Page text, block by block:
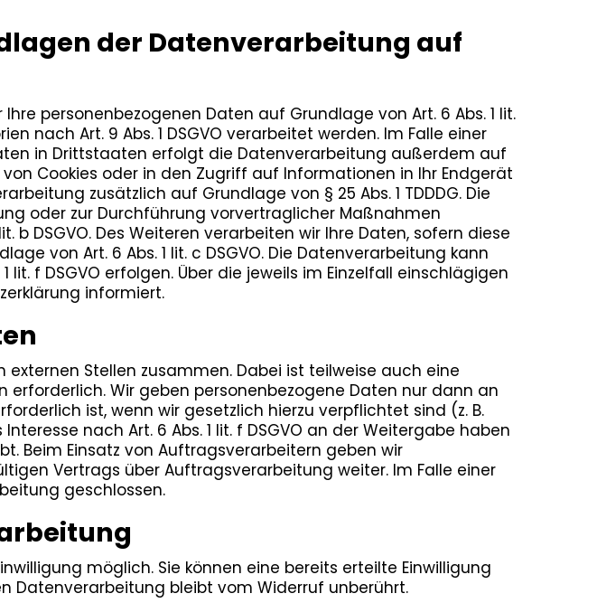
der Datenverarbeitung auf
personenbezogenen Daten auf Grundlage von Art. 6 Abs. 1 lit.
nach Art. 9 Abs. 1 DSGVO verarbeitet werden. Im Falle einer
in Drittstaaten erfolgt die Datenverarbeitung außerdem auf
von Cookies oder in den Zugriff auf Informationen in Ihr Endgerät
zusätzlich auf Grundlage von § 25 Abs. 1 TDDDG. Die
oder zur Durchführung vorvertraglicher Maßnahmen
b DSGVO. Des Weiteren verarbeiten wir Ihre Daten, sofern diese
von Art. 6 Abs. 1 lit. c DSGVO. Die Datenverarbeitung kann
f DSGVO erfolgen. Über die jeweils im Einzelfall einschlägigen
informiert.
Stellen zusammen. Dabei ist teilweise auch eine
Wir geben personenbezogene Daten nur dann an
ist, wenn wir gesetzlich hierzu verpflichtet sind (z. B.
nach Art. 6 Abs. 1 lit. f DSGVO an der Weitergabe haben
Beim Einsatz von Auftragsverarbeitern geben wir
Vertrags über Auftragsverarbeitung weiter. Im Falle einer
geschlossen.
möglich. Sie können eine bereits erteilte Einwilligung
Datenverarbeitung bleibt vom Widerruf unberührt.